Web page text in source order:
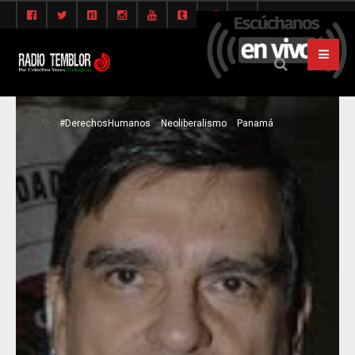
#DerechosHumanos Neoliberalismo Panamá